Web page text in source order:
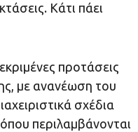
Κάτι πάει
προτάσεις
με ανανέωση του
σχέδια
περιλαμβάνονται